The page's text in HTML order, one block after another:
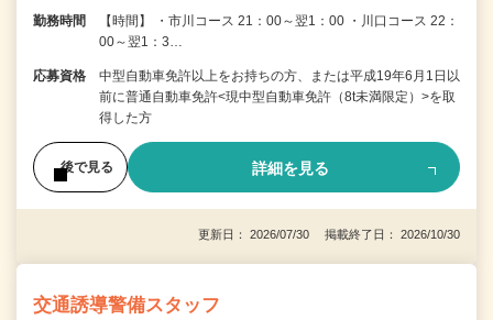
勤務時間
【時間】 ・市川コース 21：00～翌1：00 ・川口コース 22：
00～翌1：3…
応募資格
中型自動車免許以上をお持ちの方、または平成19年6月1日以
前に普通自動車免許<現中型自動車免許（8t未満限定）>を取
得した方
後で見る 詳細を見る
更新日： 2026/07/30 掲載終了日： 2026/10/30
交通誘導警備スタッフ